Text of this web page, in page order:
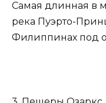
Самая длинная в
река Пуэрто-
Филиппинах под